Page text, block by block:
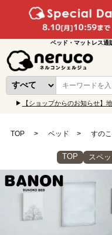
ベッド・マットレス
【ショップからのお知らせ】
TOP ベッド すの
TOP スペ